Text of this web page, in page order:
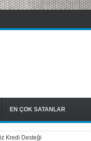
EN ÇOK SATANLAR
Kredi Desteği